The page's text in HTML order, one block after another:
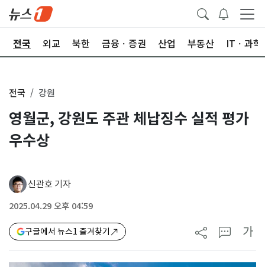
전국 외교 북한 금융ㆍ증권 산업 부동산 ITㆍ과학
전국 강원
영월군, 강원도 주관 체납징수 실적 평가
우수상
신관호 기자
2025.04.29 오후 04:59
구글에서 뉴스1 즐겨찾기 가